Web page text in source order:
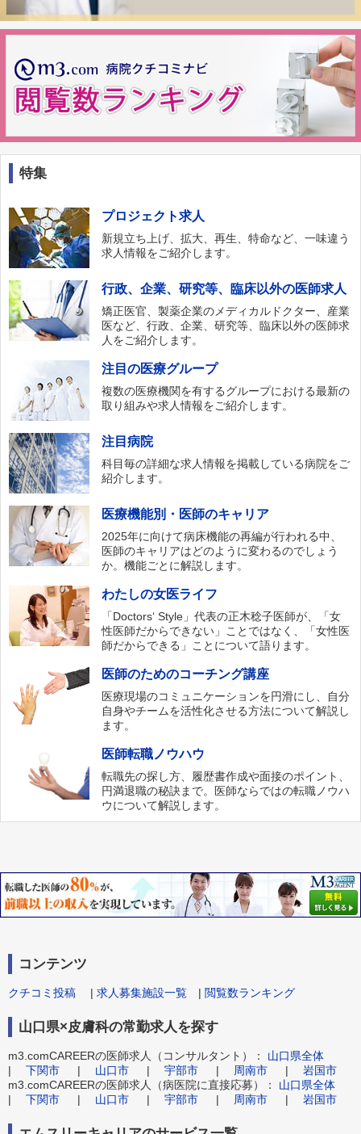
特集
プロジェクト求人
新規立ち上げ、拡大、再生、特命など、一味違う
求人情報をご紹介します。
行政、企業、研究等、臨床以外の医師求人
矯正医官、製薬企業のメディカルドクター、産業
医など、行政、企業、研究等、臨床以外の医師求
人をご紹介します。
注目の医療グループ
複数の医療機関を有するグループにおける最新の
取り組みや求人情報をご紹介します。
注目病院
科目毎の詳細な求人情報を掲載している病院をご
紹介します。
医療機能別・医師のキャリア
2025年に向けて病床機能の再編が行われる中、
医師のキャリアはどのように変わるのでしょう
か。機能ごとに解説します。
わたしの女医ライフ
「Doctors‘ Style」代表の正木稔子医師が、「女
性医師だからできない」ことではなく、「女性医
師だからできる」ことについて語ります。
医師のためのコーチング講座
医療現場のコミュニケーションを円滑にし、自分
自身やチームを活性化させる方法について解説し
ます。
医師転職ノウハウ
転職先の探し方、履歴書作成や面接のポイント、
円満退職の秘訣まで。医師ならではの転職ノウハ
ウについて解説します。
コンテンツ
クチコミ投稿 | 求人募集施設一覧 | 閲覧数ランキング
山口県×皮膚科の常勤求人を探す
m3.comCAREERの医師求人（コンサルタント）： 山口県全体
| 下関市 | 山口市 | 宇部市 | 周南市 | 岩国市
m3.comCAREERの医師求人（病医院に直接応募）： 山口県全体
| 下関市 | 山口市 | 宇部市 | 周南市 | 岩国市